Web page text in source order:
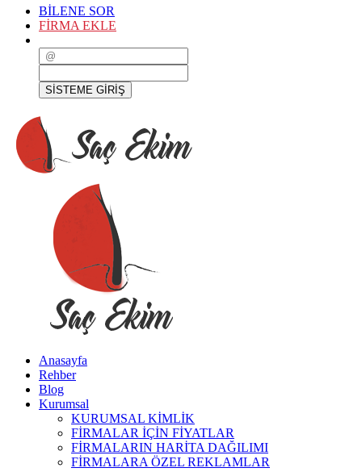
BİLENE SOR
FİRMA EKLE
SİSTEME GİRİŞ
Anasayfa
Rehber
Blog
Kurumsal
KURUMSAL KİMLİK
FİRMALAR İÇİN FİYATLAR
FİRMALARIN HARİTA DAĞILIMI
FİRMALARA ÖZEL REKLAMLAR